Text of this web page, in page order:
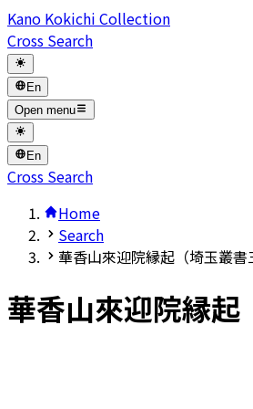
Kano Kokichi Collection
Cross Search
En
Open menu
En
Cross Search
Home
Search
華香山來迎院縁起（埼玉叢書
華香山來迎院縁